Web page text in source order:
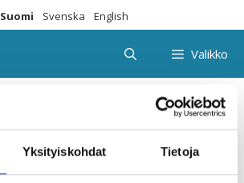
Yksityiskohdat Tietoja
Suomi Svenska English
Valikko